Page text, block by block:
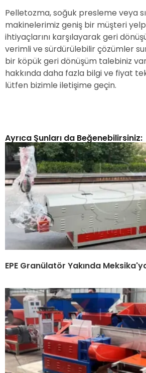
Pelletozma, soğuk presleme veya
makinelerimiz geniş bir müşteri
ihtiyaçlarını karşılayarak geri
verimli ve sürdürülebilir çözümler
bir köpük geri dönüşüm talebiniz
hakkında daha fazla bilgi ve fiyat
lütfen bizimle iletişime geçin.
Ayrıca Şunları da Beğenebilirsiniz:
EPE Granülatör Yakında